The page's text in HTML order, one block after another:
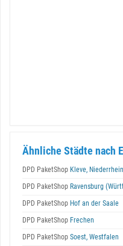
Ähnliche Städte nach
DPD PaketShop Kleve, Niederrhein
DPD PaketShop Ravensburg
DPD PaketShop Hof an der Saale
DPD PaketShop Frechen
DPD PaketShop Soest, Westfalen